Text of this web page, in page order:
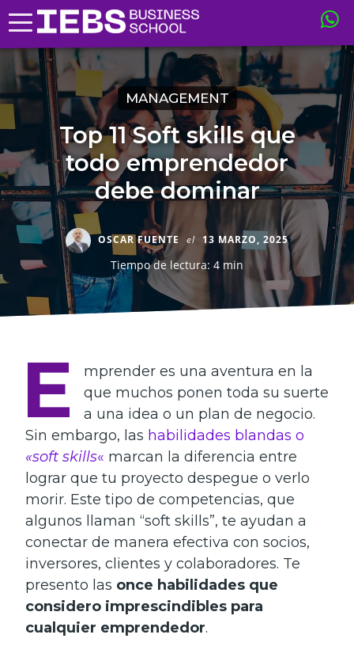
MANAGEMENT
Top 11 Soft skills que
todo emprendedor
debe dominar
OSCAR FUENTE el 13 MARZO, 2025
Tiempo de lectura: 4 min
E
mprender es una aventura en la
que muchos ponen toda su suerte
a una idea o un plan de negocio.
Sin embargo, las habilidades blandas o
«soft skills« marcan la diferencia entre
lograr que tu proyecto despegue o verlo
morir. Este tipo de competencias, que
algunos llaman “soft skills”, te ayudan a
conectar de manera efectiva con socios,
inversores, clientes y colaboradores. Te
presento las once habilidades que
considero imprescindibles para
cualquier emprendedor.